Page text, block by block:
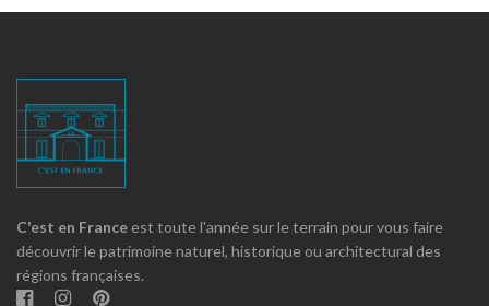
C'est en France est toute l'année sur le terrain pour vous faire
découvrir le patrimoine naturel, historique ou architectural des
régions françaises.